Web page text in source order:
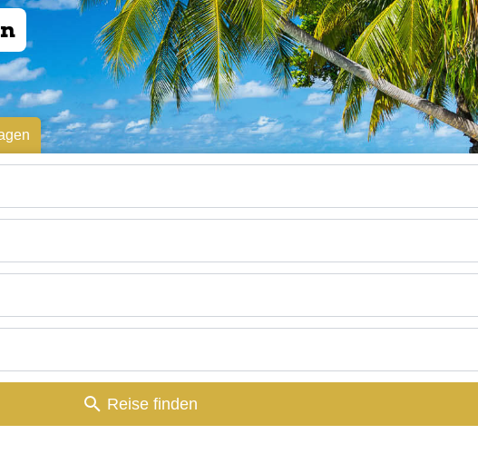
Reise finden
die deine Reiseplanung einfach und besonders machen.